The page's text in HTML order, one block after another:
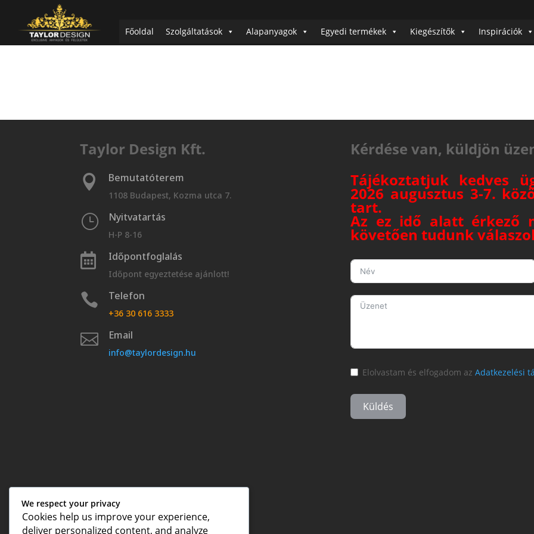
Főoldal Szolgáltatások Alapanyagok Egyedi termékek Kiegészítők Inspirációk
Coverlam
Taylor Design Kft.
 Bemutatóterem
1108 Budapest, Kozma utca 7.
} Nyitvatartás
H-P 8-16
 Időpontfoglalás
Időpont egyeztetése ajánlott!
 Telefon
+36 30 616 3333
 Email
info@taylordesign.hu
Kérdése van, küldjön
Tájékoztatjuk kedves
2026 augusztus 3-7.
tart.
Az ez idő alatt érkező
követően tudunk
Elolvastam és elfogadom azAdatkezelési
Küldés
We respect your privacy
Cookies help us improve your experience,
deliver personalized content, and analyze